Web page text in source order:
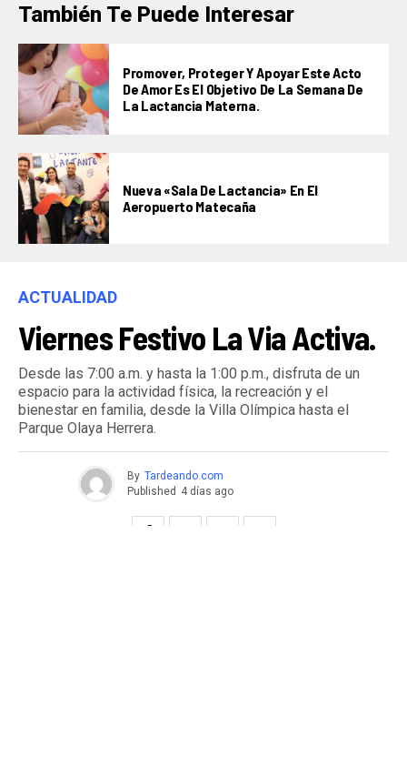
También Te Puede Interesar
Promover, Proteger Y Apoyar Este Acto
De Amor Es El Objetivo De La Semana De
La Lactancia Materna.
Nueva «Sala De Lactancia» En El
Aeropuerto Matecaña
ACTUALIDAD
Viernes Festivo La Via Activa.
Desde las 7:00 a.m. y hasta la 1:00 p.m., disfruta de un
espacio para la actividad física, la recreación y el
bienestar en familia, desde la Villa Olímpica hasta el
Parque Olaya Herrera.
By Tardeando.com
Published 4 días ago